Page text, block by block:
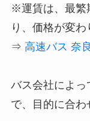
※運賃は、最繁
り、価格が変わ
⇒ 高速バス 奈
バス会社によ
で、目的に合わ